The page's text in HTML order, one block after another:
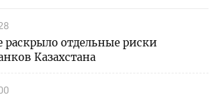
отдельные риски
Казахстана